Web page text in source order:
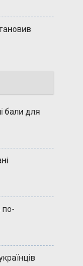
бали для
по-